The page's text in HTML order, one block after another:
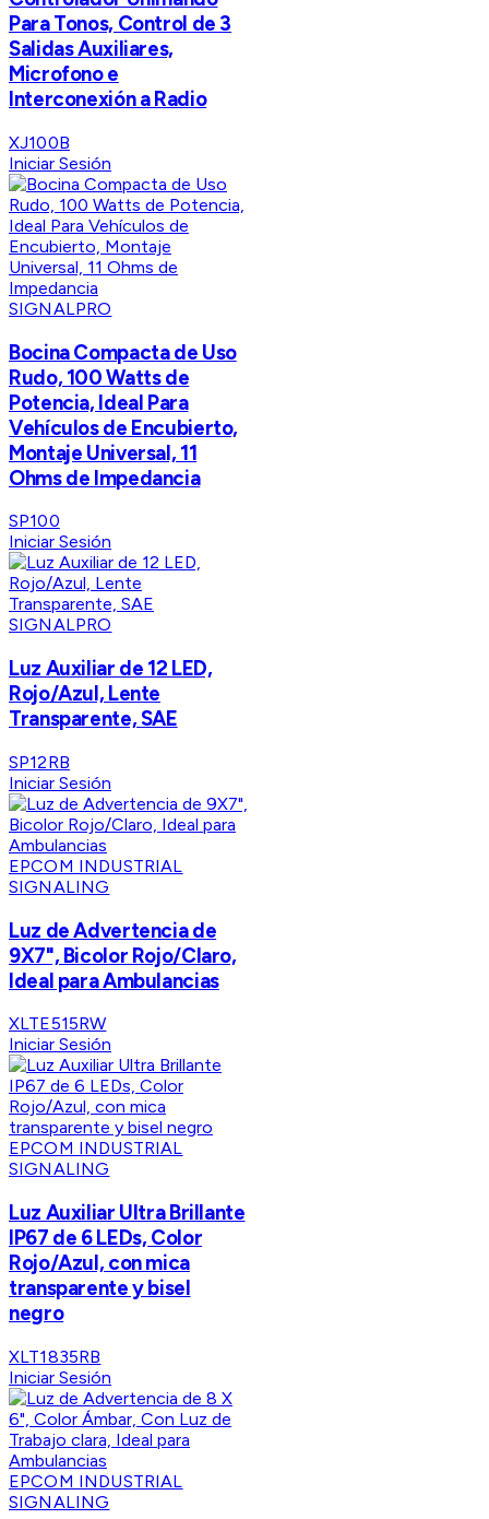
Para Tonos, Control de 3
Salidas Auxiliares,
Microfono e
Interconexión a Radio
XJ100B
Iniciar Sesión
SIGNALPRO
Bocina Compacta de Uso
Rudo, 100 Watts de
Potencia, Ideal Para
Vehículos de Encubierto,
Montaje Universal, 11
Ohms de Impedancia
SP100
Iniciar Sesión
SIGNALPRO
Luz Auxiliar de 12 LED,
Rojo/Azul, Lente
Transparente, SAE
SP12RB
Iniciar Sesión
EPCOM INDUSTRIAL
SIGNALING
Luz de Advertencia de
9X7", Bicolor Rojo/Claro,
Ideal para Ambulancias
XLTE515RW
Iniciar Sesión
EPCOM INDUSTRIAL
SIGNALING
Luz Auxiliar Ultra Brillante
IP67 de 6 LEDs, Color
Rojo/Azul, con mica
transparente y bisel
negro
XLT1835RB
Iniciar Sesión
EPCOM INDUSTRIAL
SIGNALING